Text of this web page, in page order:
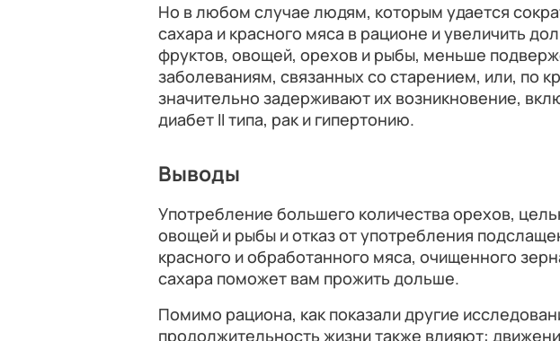
Но в любом случае людям, которым удается
сахара и красного мяса в рационе и увеличить
фруктов, овощей, орехов и рыбы, меньше
заболеваниям, связанных со старением, или, по
значительно задерживают их возникновение,
диабет II типа, рак и гипертонию.
Выводы
Употребление большего количества орехов,
овощей и рыбы и отказ от употребления
красного и обработанного мяса, очищенного
сахара поможет вам прожить дольше.
Помимо рациона, как показали другие
продолжительность жизни также влияют: